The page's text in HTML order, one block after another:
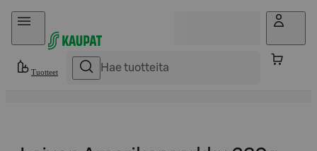
Hyppää sisältöön
Tuotteet